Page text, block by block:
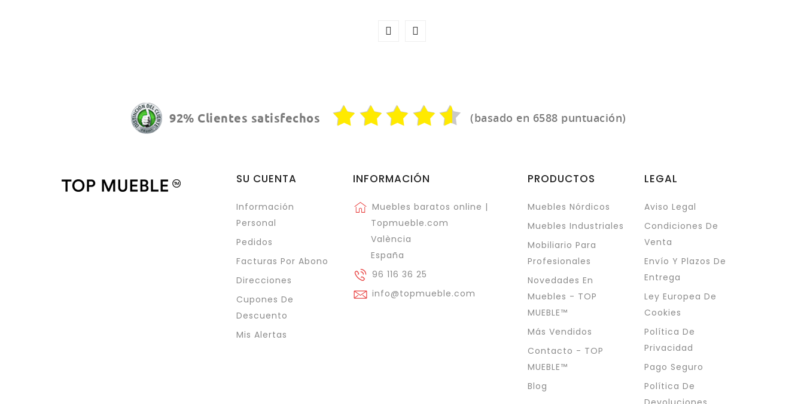
92% Clientes satisfechos (basado en 6588 puntuación)
SU CUENTA
Información
Personal
Pedidos
Facturas Por Abono
Direcciones
Cupones De
Descuento
Mis Alertas
INFORMACIÓN
Muebles baratos online |
Topmueble.com
València
España
96 116 36 25
info@topmueble.com
PRODUCTOS
Muebles Nórdicos
Muebles Industriales
Mobiliario Para
Profesionales
Novedades En
Muebles - TOP
MUEBLE™
Más Vendidos
Contacto - TOP
MUEBLE™
Blog
LEGAL
Aviso Legal
Condiciones De
Venta
Envío Y Plazos De
Entrega
Ley Europea De
Cookies
Política De
Privacidad
Pago Seguro
Política De